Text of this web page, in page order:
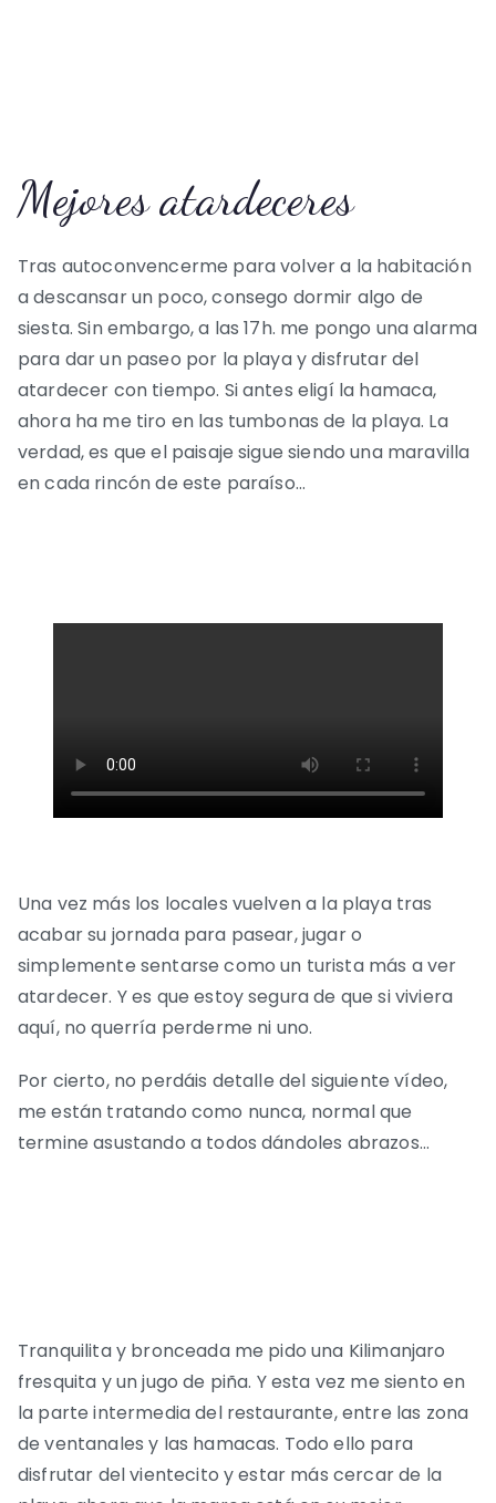
Mejores atardeceres
Tras autoconvencerme para volver a la habitación
a descansar un poco, consego dormir algo de
siesta. Sin embargo, a las 17h. me pongo una alarma
para dar un paseo por la playa y disfrutar del
atardecer con tiempo. Si antes eligí la hamaca,
ahora ha me tiro en las tumbonas de la playa. La
verdad, es que el paisaje sigue siendo una maravilla
en cada rincón de este paraíso…
Una vez más los locales vuelven a la playa tras
acabar su jornada para pasear, jugar o
simplemente sentarse como un turista más a ver
atardecer. Y es que estoy segura de que si viviera
aquí, no querría perderme ni uno.
Por cierto, no perdáis detalle del siguiente vídeo,
me están tratando como nunca, normal que
termine asustando a todos dándoles abrazos…
Tranquilita y bronceada me pido una Kilimanjaro
fresquita y un jugo de piña. Y esta vez me siento en
la parte intermedia del restaurante, entre las zona
de ventanales y las hamacas. Todo ello para
disfrutar del vientecito y estar más cercar de la